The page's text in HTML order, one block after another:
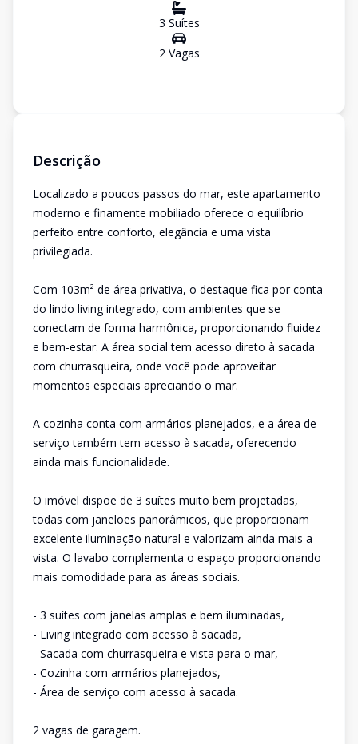
3 Suítes
2Vagas
Descrição
Localizado a poucos passos do mar, este apartamento
moderno e finamente mobiliado oferece o equilíbrio
perfeito entre conforto, elegância e uma vista
privilegiada.
Com 103m² de área privativa, o destaque fica por conta
do lindo living integrado, com ambientes que se
conectam de forma harmônica, proporcionando fluidez
e bem-estar. A área social tem acesso direto à sacada
com churrasqueira, onde você pode aproveitar
momentos especiais apreciando o mar.
A cozinha conta com armários planejados, e a área de
serviço também tem acesso à sacada, oferecendo
ainda mais funcionalidade.
O imóvel dispõe de 3 suítes muito bem projetadas,
todas com janelões panorâmicos, que proporcionam
excelente iluminação natural e valorizam ainda mais a
vista. O lavabo complementa o espaço proporcionando
mais comodidade para as áreas sociais.
- 3 suítes com janelas amplas e bem iluminadas,
- Living integrado com acesso à sacada,
- Sacada com churrasqueira e vista para o mar,
- Cozinha com armários planejados,
- Área de serviço com acesso à sacada.
2 vagas de garagem.